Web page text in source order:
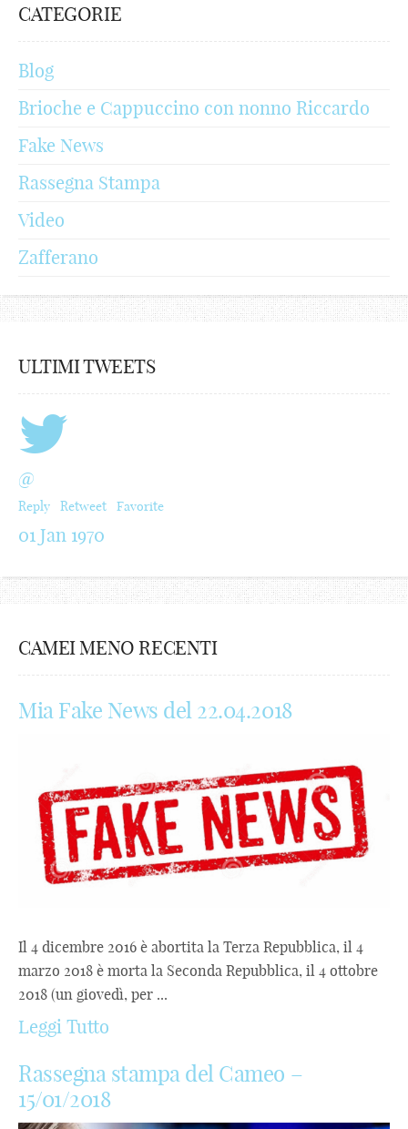
CATEGORIE
Blog
Brioche e Cappuccino con nonno Riccardo
Fake News
Rassegna Stampa
Video
Zafferano
ULTIMI TWEETS
@
Reply Retweet Favorite
01 Jan 1970
CAMEI MENO RECENTI
Mia Fake News del 22.04.2018
Il 4 dicembre 2016 è abortita la Terza Repubblica, il 4
marzo 2018 è morta la Seconda Repubblica, il 4 ottobre
2018 (un giovedì, per ...
Leggi Tutto
Rassegna stampa del Cameo –
15/01/2018